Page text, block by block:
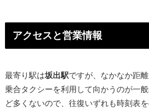
アクセスと営業情報
最寄り駅は坂出駅ですが、なかなか距
乗合タクシーを利用して向かうのが一
ど多くないので、往復いずれも時刻表